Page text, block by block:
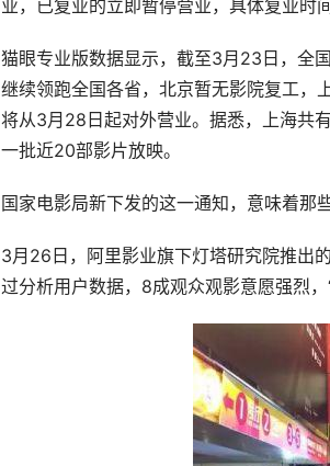
业，已复业的立即暂停营业，具体复业时
猫眼专业版数据显示，截至3月23日，全
继续领跑全国各省，北京暂无影院复工，
将从3月28日起对外营业。据悉，上海共
一批近20部影片放映。
国家电影局新下发的这一通知，意味着那
3月26日，阿里影业旗下灯塔研究院推
过分析用户数据，8成观众观影意愿强烈，